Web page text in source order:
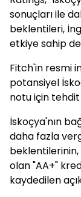
sonuçları ile
beklentileri,
etkiye sahip
Fitch'in resmi
potansiyel
notu için tehdit
İskoçya'nın
daha fazla
olan "AA+"
kaydedilen